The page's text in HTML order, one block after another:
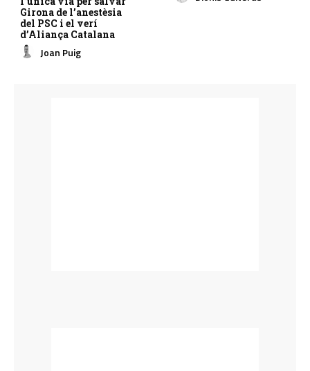
Girona de l’anestèsia
del PSC i el verí
d’Aliança Catalana
Joan Puig